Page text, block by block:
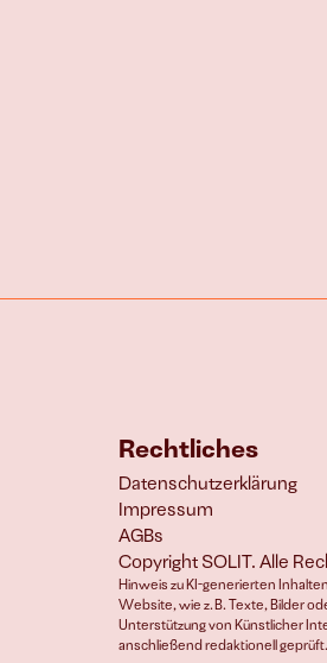
Rechtliches
Datenschutzerklärung
Impressum
AGBs
Copyright SOLIT. Alle
Hinweis zu KI-generierten
Website, wie z. B. Texte, Bilder
Unterstützung von Künstlicher
anschließend redaktionell geprüft.